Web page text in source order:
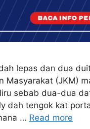
lepas dan dua
Masyarakat (JKM)
sebab dua-dua
dah tengok kat
… Read more